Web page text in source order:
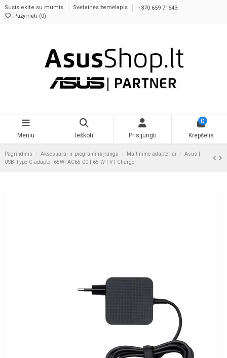
Susisiekite su mumis Svetainės žemėlapis
+370 659 71643
Pažymėti (0)
Meniu Ieškoti Prisijungti
0
Krepšelis
Pagrindinis Aksesuarai ir programinė įranga Maitinimo adapteriai
Asus |
USB Type-C adapter 65W| AC65-00 | 65 W | V | Charger